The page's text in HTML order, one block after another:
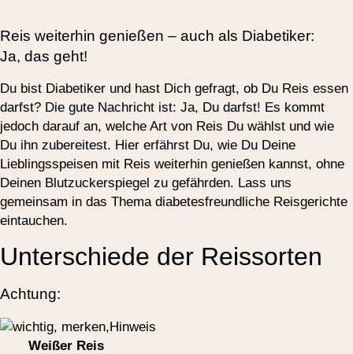
Reis weiterhin genießen – auch als Diabetiker:
Ja, das geht!
Du bist Diabetiker und hast Dich gefragt, ob Du Reis essen
darfst? Die gute Nachricht ist: Ja, Du darfst! Es kommt
jedoch darauf an, welche Art von Reis Du wählst und wie
Du ihn zubereitest. Hier erfährst Du, wie Du Deine
Lieblingsspeisen mit Reis weiterhin genießen kannst, ohne
Deinen Blutzuckerspiegel zu gefährden. Lass uns
gemeinsam in das Thema diabetesfreundliche Reisgerichte
eintauchen.
Unterschiede der Reissorten
Achtung:
Weißer Reis